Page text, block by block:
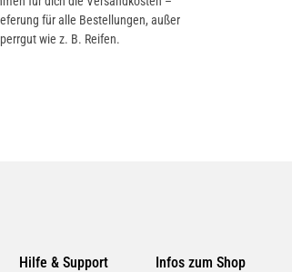
für alle Bestellungen, außer
wie z. B. Reifen.
Hilfe & Support Infos zum Shop